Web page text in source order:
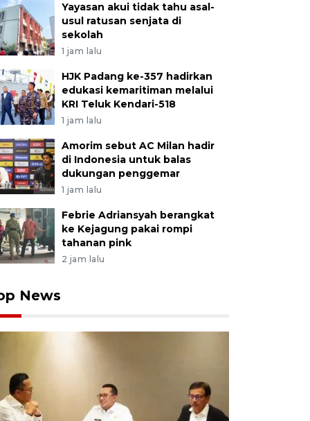
Yayasan akui tidak tahu asal-
usul ratusan senjata di
sekolah
1 jam lalu
HJK Padang ke-357 hadirkan
edukasi kemaritiman melalui
KRI Teluk Kendari-518
1 jam lalu
Amorim sebut AC Milan hadir
di Indonesia untuk balas
dukungan penggemar
1 jam lalu
Febrie Adriansyah berangkat
ke Kejagung pakai rompi
tahanan pink
2 jam lalu
News